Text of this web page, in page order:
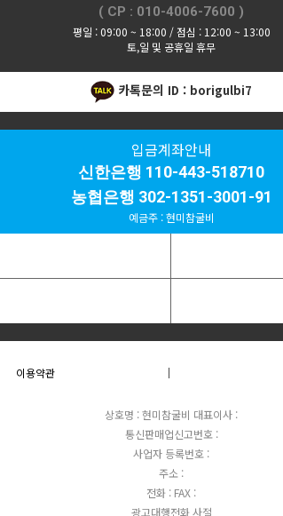
( CP : 010-4006-7600 )
평일 : 09:00 ~ 18:00 / 점심 : 12:00 ~ 13:00
토,일 및 공휴일 휴무
카톡문의 ID : borigulbi7
입금계좌안내
신한은행 110-443-518710
농협은행 302-1351-3001-91
예금주 : 현미참굴비
이용약관
상호명 : 현미참굴비 대표이사 :
통신판매업신고번호 :
사업자 등록번호 :
주소 :
전화 : FAX :
광고대행전화 사절